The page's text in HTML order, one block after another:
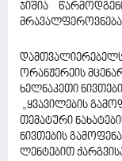
ჯიშია
მრავალფეროვნება
ორანჟერეის
ხელნაკეთი
„ყვავილების
თემატური
ნივთების
ლენტებით